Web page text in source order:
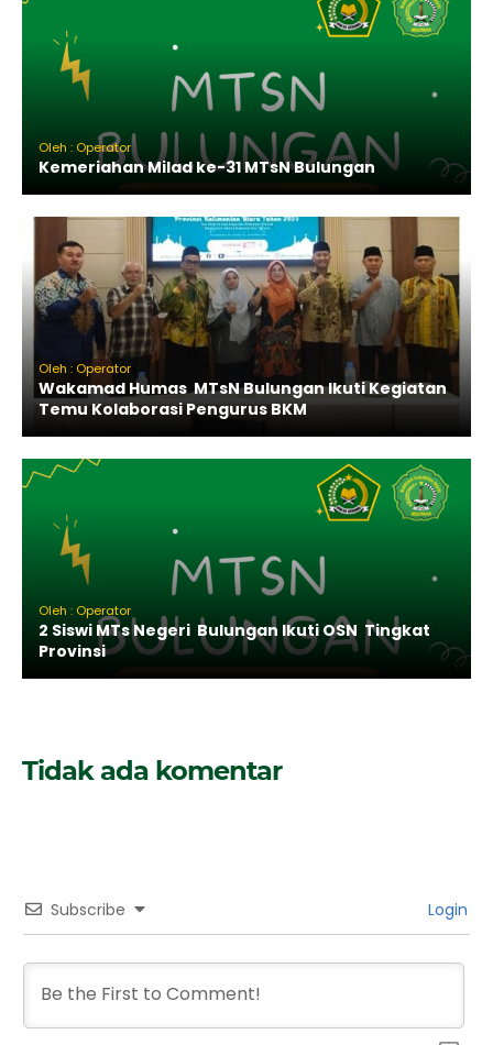
Oleh : Operator
Kemeriahan Milad ke-31 MTsN Bulungan
Oleh : Operator
Wakamad Humas MTsN Bulungan Ikuti Kegiatan
Temu Kolaborasi Pengurus BKM
Oleh : Operator
2 Siswi MTs Negeri Bulungan Ikuti OSN Tingkat
Provinsi
Tidak ada komentar
Subscribe Login